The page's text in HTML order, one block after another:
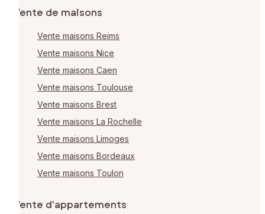
Vente de maisons
Vente maisons Reims
Vente maisons Nice
Vente maisons Caen
Vente maisons Toulouse
Vente maisons Brest
Vente maisons La Rochelle
Vente maisons Limoges
Vente maisons Bordeaux
Vente maisons Toulon
Vente d'appartements